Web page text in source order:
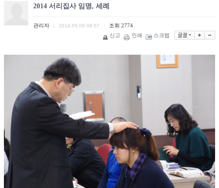
2014 서리집사 임명, 세례
관리자 2014.05.08 09:57 조회 2774
신고
인쇄 스크랩